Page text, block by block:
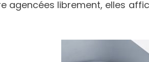
agencées librement, elles